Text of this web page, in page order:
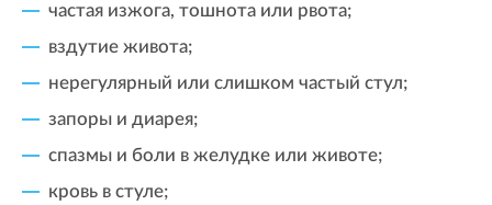
частая изжога, тошнота или рвота;
вздутие живота;
нерегулярный или слишком частый стул;
запоры и диарея;
спазмы и боли в желудке или животе;
кровь в стуле;